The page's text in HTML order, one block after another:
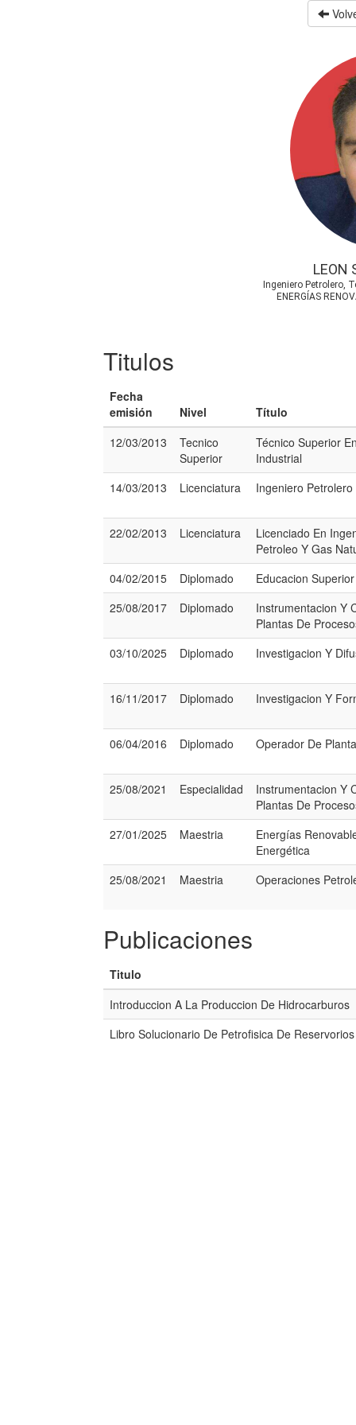
LEON
Ingeniero Petrolero,
ENERGÍAS
Titulos
Fecha
emisión
Nivel
Título
12/03/2013
Tecnico
Superior
Técnico Superior
Industrial
14/03/2013
Licenciatura Ingeniero Petrolero
22/02/2013 Licenciatura
Licenciado En
Petroleo Y Gas
04/02/2015
Diplomado
Educacion Superior
25/08/2017
Diplomado
Instrumentacion Y
Plantas De
03/10/2025
Diplomado Investigacion Y
16/11/2017 Diplomado Investigacion Y
06/04/2016 Diplomado Operador De
25/08/2021 Especialidad
Instrumentacion Y
Plantas De
27/01/2025
Maestria
Energías
Energética
25/08/2021
Maestria Operaciones
Publicaciones
Titulo
Introduccion A La Produccion De Hidrocarburos
Libro Solucionario De Petrofisica De Reservorios